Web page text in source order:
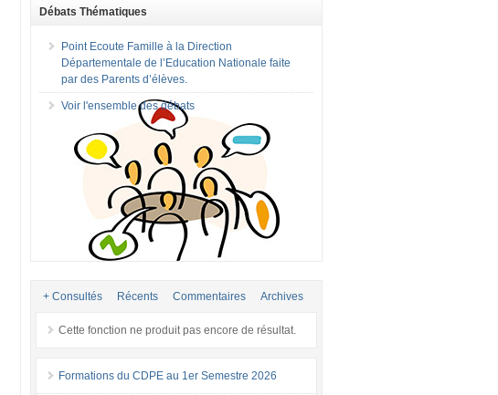
Débats Thématiques
Point Ecoute Famille à la Direction
Départementale de l’Education Nationale faite
par des Parents d’élèves.
Voir l'ensemble des débats
+ Consultés Récents Commentaires Archives
Cette fonction ne produit pas encore de résultat.
Formations du CDPE au 1er Semestre 2026